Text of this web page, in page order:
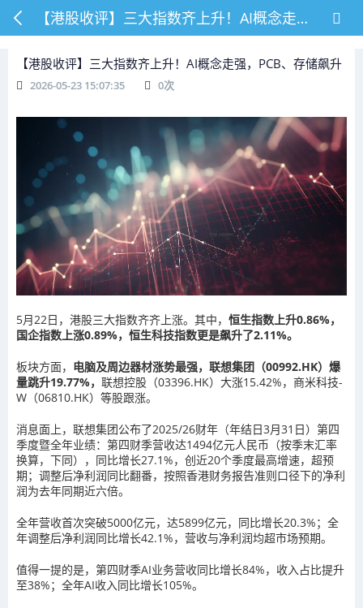
【港股收评】三大指数齐上升！AI概念走强，PCB、存储飙升
【港股收评】三大指数齐上升！AI概念走强，PCB、存储飙升
2026-05-23 15:07:35 0次
5月22日，港股三大指数齐齐上涨。其中， 恒生指数上升0.86%，
国企指数上涨0.89%，恒生科技指数更是飙升了2.11%。
板块方面， 电脑及周边器材涨势最强，联想集团（00992.HK）爆
量跳升19.77%， 联想控股（03396.HK）大涨15.42%，商米科技-
W（06810.HK）等股跟涨。
消息面上，联想集团公布了2025/26财年（年结日3月31日）第四
季度暨全年业绩：第四财季营收达1494亿元人民币（按季末汇率
换算，下同），同比增长27.1%，创近20个季度最高增速，超预
期；调整后净利润同比翻番，按照香港财务报告准则口径下的净利
润为去年同期近六倍。
全年营收首次突破5000亿元，达5899亿元，同比增长20.3%；全
年调整后净利润同比增长42.1%，营收与净利润均超市场预期。
值得一提的是，第四财季AI业务营收同比增长84%，收入占比提升
至38%；全年AI收入同比增长105%。